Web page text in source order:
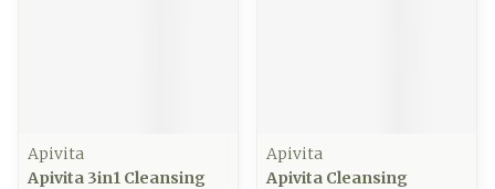
Apivita
Apivita 3in1 Cleansing
Apivita
Apivita Cleansing